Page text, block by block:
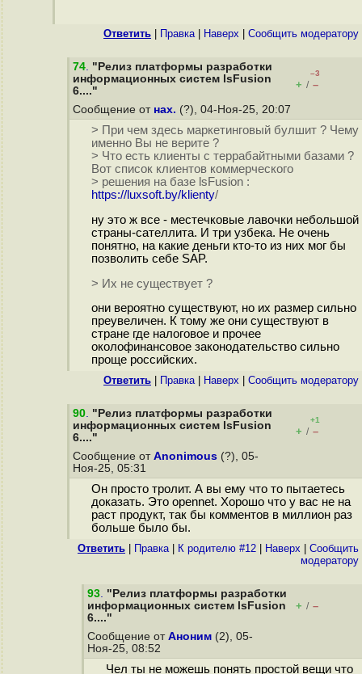
Ответить Правка| Наверх Cообщить модератору
74. "Релиз платформы разработки
информационных систем lsFusion
6...."
–3
+ / –
Сообщение от нах. (?), 04-Ноя-25, 20:07
> При чем здесь маркетинговый булшит ? Чему
именно Вы не верите ?
> Что есть клиенты с террабайтными базами ?
Вот список клиентов коммерческого
> решения на базе lsFusion :
https://luxsoft.by/klienty/
ну это ж все - местечковые лавочки небольшой
страны-сателлита. И три узбека. Не очень
понятно, на какие деньги кто-то из них мог бы
позволить себе SAP.
> Их не существует ?
они вероятно существуют, но их размер сильно
преувеличен. К тому же они существуют в
стране где налоговое и прочее
околофинансовое законодательство сильно
проще российских.
Ответить Правка| Наверх Cообщить модератору
90. "Релиз платформы разработки
информационных систем lsFusion
6...."
+1
+ / –
Сообщение от Anonimous (?), 05-
Ноя-25, 05:31
Он просто тролит. А вы ему что то пытаетесь
доказать. Это opennet. Хорошо что у вас не на
раст продукт, так бы комментов в миллион раз
больше было бы.
Ответить Правка| К родителю #12 Наверх
Cообщить
модератору
93. "Релиз платформы разработки
информационных систем lsFusion
6...."
+ / –
Сообщение от Аноним (2), 05-
Ноя-25, 08:52
Чел ты не можешь понять простой вещи что